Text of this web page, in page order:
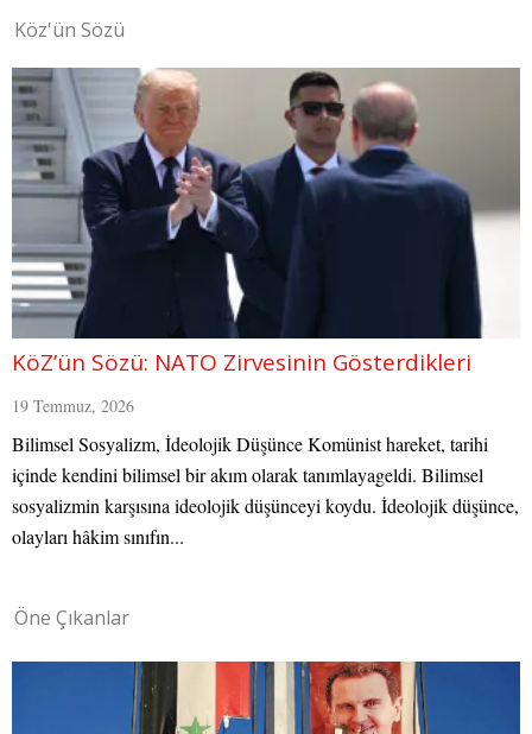
Köz'ün Sözü
KöZ’ün Sözü: NATO Zirvesinin Gösterdikleri
19 Temmuz, 2026
Bilimsel Sosyalizm, İdeolojik Düşünce Komünist hareket, tarihi
içinde kendini bilimsel bir akım olarak tanımlayageldi. Bilimsel
sosyalizmin karşısına ideolojik düşünceyi koydu. İdeolojik düşünce,
olayları hâkim sınıfın...
Öne Çıkanlar